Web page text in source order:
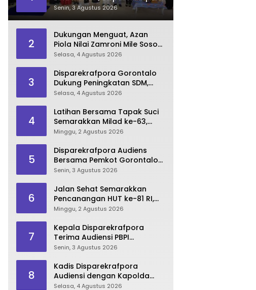
Dorong Lahirnya SDM
Pariwisata Unggul
Senin, 3 Agustus 2026
2
Dukungan Menguat, Azan
Piola Nilai Zamroni Mile Sosok
Tepat Teruskan
Selasa, 4 Agustus 2026
3
Disparekrafpora Gorontalo
Dukung Peningkatan SDM,
Berikan Rekomendasi Studi S3
Selasa, 4 Agustus 2026
4
Latihan Bersama Tapak Suci
Semarakkan Milad ke-63,
Sultan Kalupe Ajak Atlet
Minggu, 2 Agustus 2026
5
Disparekrafpora Audiens
Bersama Pemkot Gorontalo
Bahas Dukungan GKK 2026
Senin, 3 Agustus 2026
6
Jalan Sehat Semarakkan
Pencanangan HUT ke-81 RI,
Danau Perintis Jadi Etalase
Minggu, 2 Agustus 2026
7
Kepala Disparekrafpora
Terima Audiensi PBPI
Gorontalo.
Senin, 3 Agustus 2026
8
Kadis Disparekrafpora
Audiensi dengan Kapolda
Gorontalo, Perkuat Sinergi
Selasa, 4 Agustus 2026